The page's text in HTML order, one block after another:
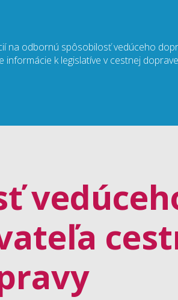
na odbornú spôsobilosť vedúceho
k legislatíve v cestnej